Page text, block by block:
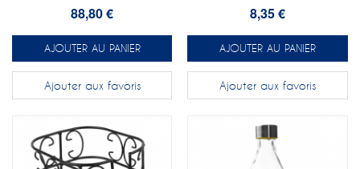
88,80 €
AJOUTER AU PANIER
Ajouter aux favoris
8,35 €
AJOUTER AU PANIER
Ajouter aux favoris